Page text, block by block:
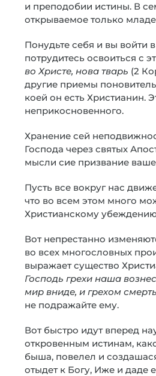
и преподобии истины. В
открываемое только
Понудьте себя и вы войти
потрудитесь освоиться с
во Христе, нова тварь (2
другие приемы
коей он есть Христианин.
неприкосновенного.
Хранение сей
Господа через святых
мысли сие призвание
Пусть все вокруг нас
что во всем этом много
Христианскому
Вот непрестанно
во всех многословных
выражает существо
Господь грехи наша
мир вниде, и грехом смерть
не подражайте ему.
Вот быстро идут вперед
откровенным истинам,
быша, повелел и
отыдет к Богу, Иже и даде